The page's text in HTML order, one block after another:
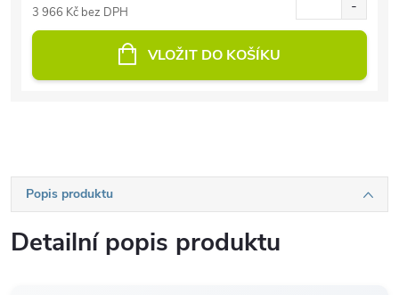
3 966 Kč bez DPH
VLOŽIT DO KOŠÍKU
Popis produktu
Detailní popis produktu